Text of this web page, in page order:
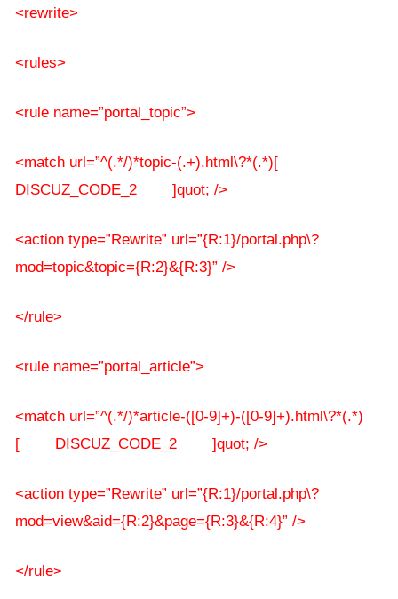
<rewrite>
<rules>
<rule name=”portal_topic”>
<match url=”^(.*/)*topic-(.+).html\?*(.*)[
DISCUZ_CODE_2 ]quot; />
<action type=”Rewrite” url=”{R:1}/portal.php\?
mod=topic&topic={R:2}&{R:3}” />
</rule>
<rule name=”portal_article”>
<match url=”^(.*/)*article-([0-9]+)-([0-9]+).html\?*(.*)
[ DISCUZ_CODE_2 ]quot; />
<action type=”Rewrite” url=”{R:1}/portal.php\?
mod=view&aid={R:2}&page={R:3}&{R:4}” />
</rule>